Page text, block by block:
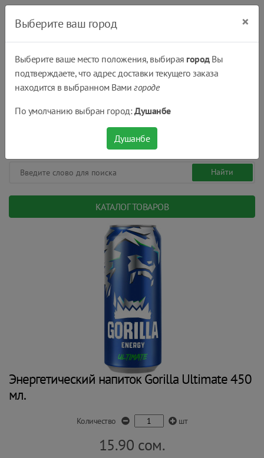
КАТАЛОГ ТОВАРОВ
Энергетический напиток Gorilla Ultimate 450
мл.
Количество шт
15.90 сом.
Выберите ваш город ×
Выберите ваше место положения, выбирая городВы
подтверждаете, что адрес доставки текущего заказа
находится в выбранном Вамигороде
По умолчанию выбран город:Душанбе
Душанбе